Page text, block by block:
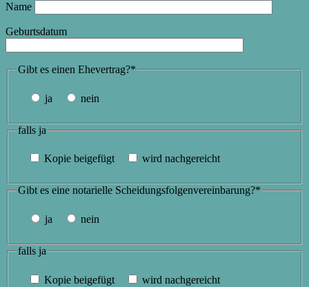
Name
Geburtsdatum
Gibt es einen Ehevertrag?*
ja nein
falls ja
Kopie beigefügt wird nachgereicht
Gibt es eine notarielle Scheidungsfolgenvereinbarung?*
ja nein
falls ja
Kopie beigefügt wird nachgereicht